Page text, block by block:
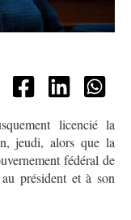
licencié la
jeudi, alors que la
fédéral de
président et à son